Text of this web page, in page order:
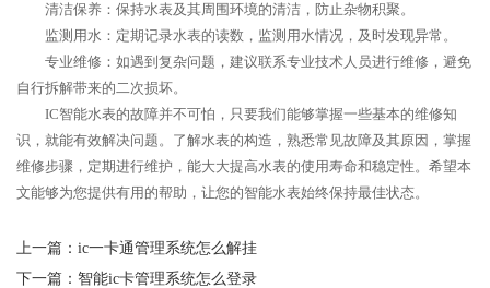
清洁保养：保持水表及其周围环境的清洁，防止杂物积聚。
监测用水：定期记录水表的读数，监测用水情况，及时发现异常。
专业维修：如遇到复杂问题，建议联系专业技术人员进行维修，避免
自行拆解带来的二次损坏。
IC智能水表的故障并不可怕，只要我们能够掌握一些基本的维修知
识，就能有效解决问题。了解水表的构造，熟悉常见故障及其原因，掌握
维修步骤，定期进行维护，能大大提高水表的使用寿命和稳定性。希望本
文能够为您提供有用的帮助，让您的智能水表始终保持最佳状态。
上一篇： ic一卡通管理系统怎么解挂
下一篇： 智能ic卡管理系统怎么登录